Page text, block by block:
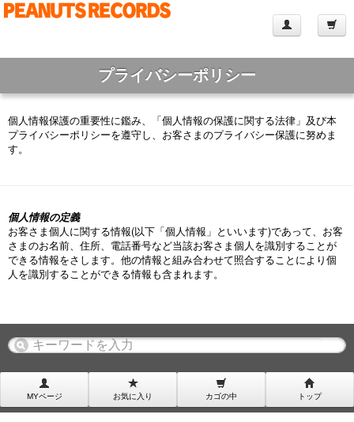
プライバシーポリシー
個人情報保護の重要性に鑑み、「個人情報の保護に関する法律」及び本
プライバシーポリシーを遵守し、お客さまのプライバシー保護に努めま
す。
個人情報の定義
お客さま個人に関する情報(以下「個人情報」といいます)であって、お客
さまのお名前、住所、電話番号など当該お客さま個人を識別することが
できる情報をさします。他の情報と組み合わせて照合することにより個
人を識別することができる情報も含まれます。
MYページ お気に入り カゴの中 トップ